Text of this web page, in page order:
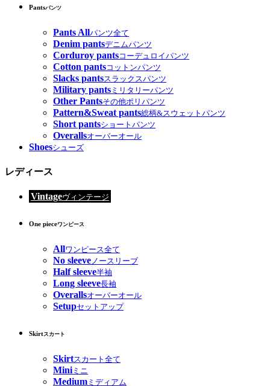
Pantsパンツ
Pants Allパンツ全て
Denim pantsデニムパンツ
Corduroy pantsコーデュロイパンツ
Cotton pantsコットンパンツ
Slacks pantsスラックスパンツ
Military pants ミリタリーパンツ
Other Pantsその他ポリパンツ
Pattern&Sweat pants総柄&スウェットパンツ
Short pantsショートパンツ
Overallsオーバーオール
Shoesシューズ
レディース
Vintageヴィンテージ
One pieceワンピース
Allワンピース全て
No sleeveノースリーブ
Half sleeve半袖
Long sleeve長袖
Overallsオーバーオール
Setupセットアップ
Skirtスカート
Skirtスカート全て
Miniミニ
Medium ミディアム